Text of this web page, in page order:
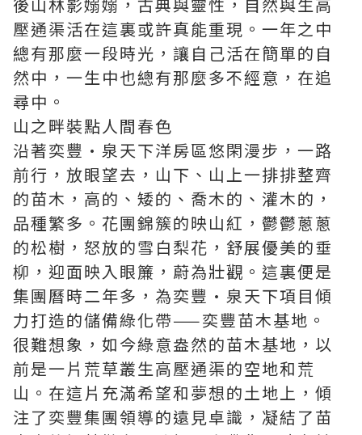
壓通渠活在這裏或許真能重現。一年之中
總有那麼一段時光，讓自己活在簡單的自
然中，一生中也總有那麼多不經意，在追
尋中。
山之畔裝點人間春色
沿著奕豐·泉天下洋房區悠閑漫步，一路
前行，放眼望去，山下、山上一排排整齊
的苗木，高的、矮的、喬木的、灌木的，
品種繁多。花團錦簇的映山紅，鬱鬱蔥蔥
的松樹，怒放的雪白梨花，舒展優美的垂
柳，迎面映入眼簾，蔚為壯觀。這裏便是
集團曆時二年多，為奕豐·泉天下項目傾
力打造的儲備綠化帶——奕豐苗木基地。
很難想象，如今綠意盎然的苗木基地，以
前是一片荒草叢生高壓通渠的空地和荒
山。在這片充滿希望和夢想的土地上，傾
注了奕豐集團領導的遠見卓識，凝結了苗